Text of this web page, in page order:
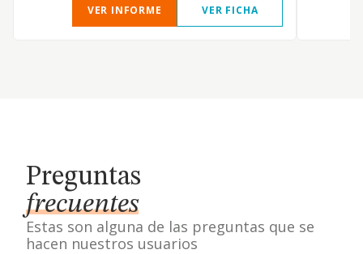
VER INFORME VER FICHA
Preguntas
frecuentes
Estas son alguna de las preguntas que se
hacen nuestros usuarios